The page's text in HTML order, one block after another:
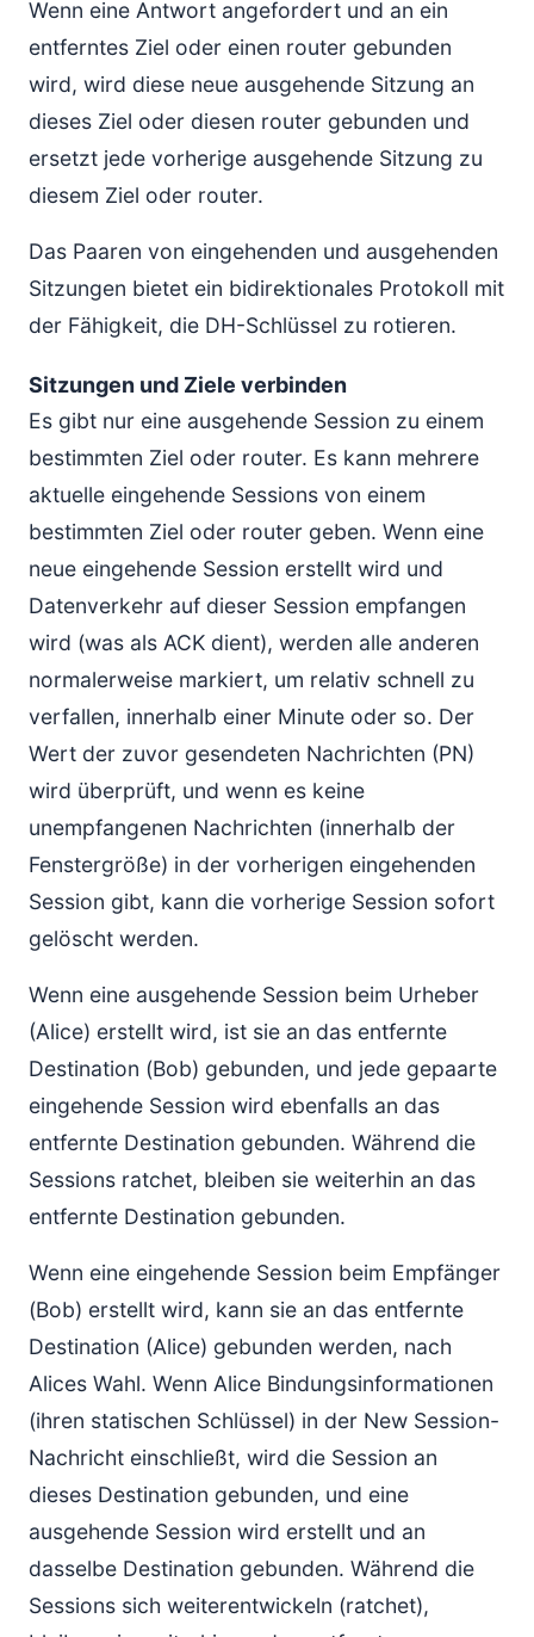
Wenn eine Antwort angefordert und an ein
entferntes Ziel oder einen router gebunden
wird, wird diese neue ausgehende Sitzung an
dieses Ziel oder diesen router gebunden und
ersetzt jede vorherige ausgehende Sitzung zu
diesem Ziel oder router.
Das Paaren von eingehenden und ausgehenden
Sitzungen bietet ein bidirektionales Protokoll mit
der Fähigkeit, die DH-Schlüssel zu rotieren.
Sitzungen und Ziele verbinden
Es gibt nur eine ausgehende Session zu einem
bestimmten Ziel oder router. Es kann mehrere
aktuelle eingehende Sessions von einem
bestimmten Ziel oder router geben. Wenn eine
neue eingehende Session erstellt wird und
Datenverkehr auf dieser Session empfangen
wird (was als ACK dient), werden alle anderen
normalerweise markiert, um relativ schnell zu
verfallen, innerhalb einer Minute oder so. Der
Wert der zuvor gesendeten Nachrichten (PN)
wird überprüft, und wenn es keine
unempfangenen Nachrichten (innerhalb der
Fenstergröße) in der vorherigen eingehenden
Session gibt, kann die vorherige Session sofort
gelöscht werden.
Wenn eine ausgehende Session beim Urheber
(Alice) erstellt wird, ist sie an das entfernte
Destination (Bob) gebunden, und jede gepaarte
eingehende Session wird ebenfalls an das
entfernte Destination gebunden. Während die
Sessions ratchet, bleiben sie weiterhin an das
entfernte Destination gebunden.
Wenn eine eingehende Session beim Empfänger
(Bob) erstellt wird, kann sie an das entfernte
Destination (Alice) gebunden werden, nach
Alices Wahl. Wenn Alice Bindungsinformationen
(ihren statischen Schlüssel) in der New Session-
Nachricht einschließt, wird die Session an
dieses Destination gebunden, und eine
ausgehende Session wird erstellt und an
dasselbe Destination gebunden. Während die
Sessions sich weiterentwickeln (ratchet),